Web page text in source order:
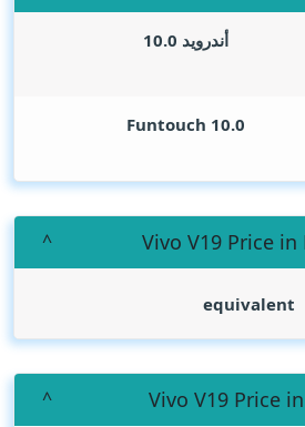
أندرويد 10.0
Funtouch 10.0
Vivo V19 Price in
equivalent
Vivo V19 Price